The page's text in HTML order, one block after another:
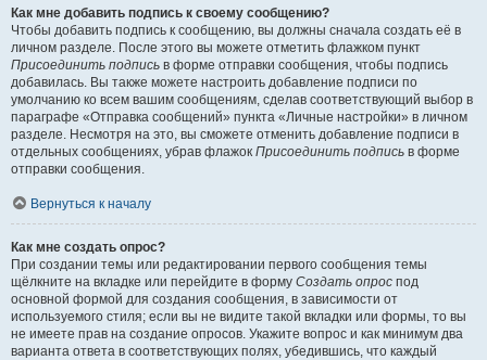
Как мне добавить подпись к своему сообщению?
Чтобы добавить подпись к сообщению, вы должны сначала создать её в
личном разделе. После этого вы можете отметить флажком пункт
Присоединить подпись в форме отправки сообщения, чтобы подпись
добавилась. Вы также можете настроить добавление подписи по
умолчанию ко всем вашим сообщениям, сделав соответствующий выбор в
параграфе «Отправка сообщений» пункта «Личные настройки» в личном
разделе. Несмотря на это, вы сможете отменить добавление подписи в
отдельных сообщениях, убрав флажок Присоединить подпись в форме
отправки сообщения.
Вернуться к началу
Как мне создать опрос?
При создании темы или редактировании первого сообщения темы
щёлкните на вкладке или перейдите в форму Создать опрос под
основной формой для создания сообщения, в зависимости от
используемого стиля; если вы не видите такой вкладки или формы, то вы
не имеете прав на создание опросов. Укажите вопрос и как минимум два
варианта ответа в соответствующих полях, убедившись, что каждый